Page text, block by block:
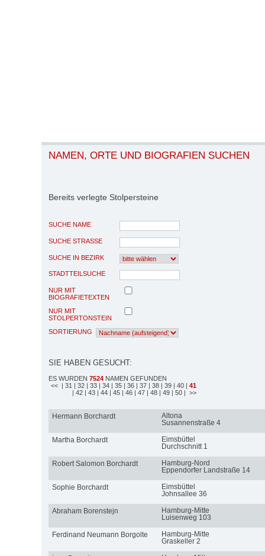
NAMEN, ORTE UND BIOGRAFIEN SUCHEN
Bereits verlegte Stolpersteine
SUCHE NAME
SUCHE STRASSE
SUCHE IN BEZIRK
STADTTEILSUCHE
NUR MIT
BIOGRAFIETEXTEN
NUR MIT
STOLPERTONSTEIN
SORTIERUNG
SIE HABEN GESUCHT:
ES WURDEN 7524 NAMEN GEFUNDEN
<< | 31 | 32 | 33 | 34 | 35 | 36 | 37 | 38 | 39 | 40 | 41
| 42 | 43 | 44 | 45 | 46 | 47 | 48 | 49 | 50 | >>
Hermann Borchardt
Altona
Susannenstraße 4
Martha Borchardt
Eimsbüttel
Durchschnitt 1
Robert Salomon Borchardt
Hamburg-Nord
Eppendorfer Landstraße 14
Sophie Borchardt
Eimsbüttel
Johnsallee 36
Abraham Borenstejn
Hamburg-Mitte
Luisenweg 103
Ferdinand Neumann Borgolte
Hamburg-Mitte
Graskeller 2